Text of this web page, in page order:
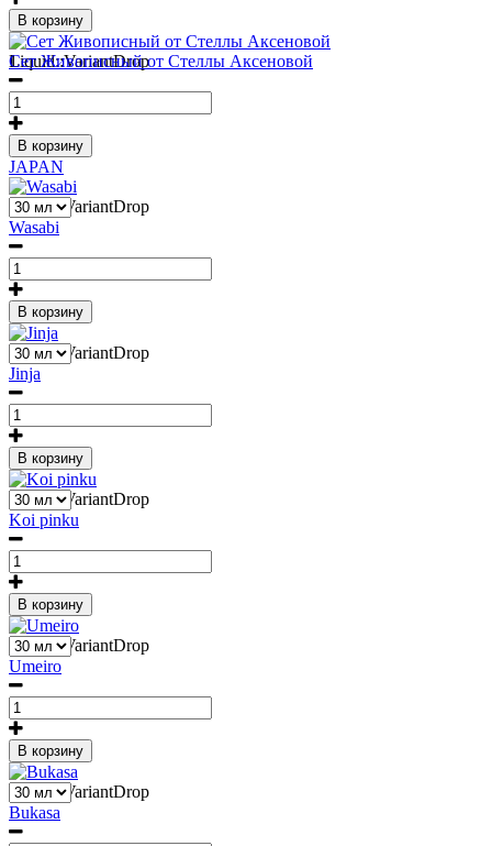
В корзину
1
Liquid::VariantDrop
Сет Живописный от Стеллы Аксеновой
В корзину
JAPAN
1Liquid::VariantDrop
Wasabi
В корзину
1Liquid::VariantDrop
Jinja
В корзину
1Liquid::VariantDrop
Koi pinku
В корзину
1Liquid::VariantDrop
Umeiro
В корзину
1Liquid::VariantDrop
Bukasa